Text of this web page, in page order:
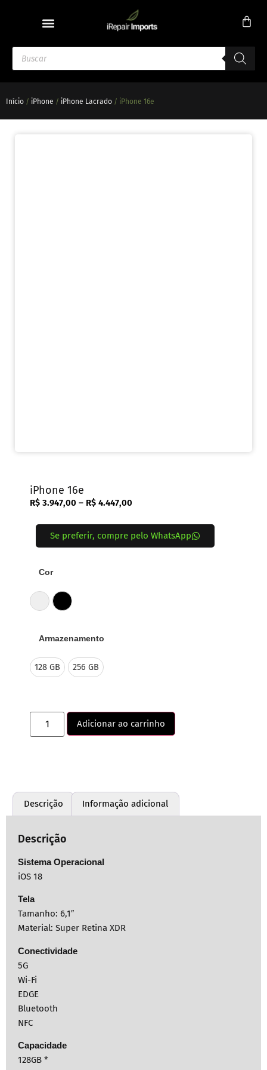
Início / iPhone / iPhone Lacrado / iPhone 16e
iPhone 16e
R$ 3.947,00 – R$ 4.447,00
Se preferir, compre pelo WhatsApp
Cor
BrancoPreto
Armazenamento
128 GB 256 GB
Adicionar ao carrinho
Descrição Informação adicional
Descrição
Sistema Operacional
iOS 18
Tela
Tamanho: 6,1″
Material: Super Retina XDR
Conectividade
5G
Wi-Fi
EDGE
Bluetooth
NFC
Capacidade
128GB *